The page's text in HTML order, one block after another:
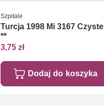
Szpitale
Turcja 1998 Mi 3167 Czyste
**
3,75 zł
Dodaj do koszyka